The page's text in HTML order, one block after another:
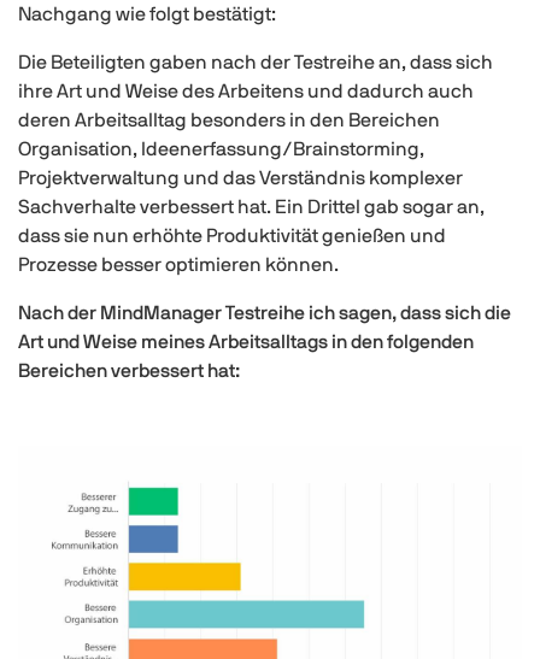
Nachgang wie folgt bestätigt:
Die Beteiligten gaben nach der Testreihe an, dass sich
ihre Art und Weise des Arbeitens und dadurch auch
deren Arbeitsalltag besonders in den Bereichen
Organisation, Ideenerfassung/Brainstorming,
Projektverwaltung und das Verständnis komplexer
Sachverhalte verbessert hat. Ein Drittel gab sogar an,
dass sie nun erhöhte Produktivität genießen und
Prozesse besser optimieren können.
Nach der MindManager Testreihe ich sagen, dass sich die
Art und Weise meines Arbeitsalltags in den folgenden
Bereichen verbessert hat: